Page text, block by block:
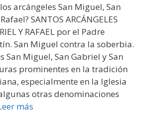
arcángeles San Miguel, San
SANTOS ARCÁNGELES
Y RAFAEL por el Padre
San Miguel contra la soberbia.
San Miguel, San Gabriel y San
prominentes en la tradición
especialmente en la Iglesia
otras denominaciones
más